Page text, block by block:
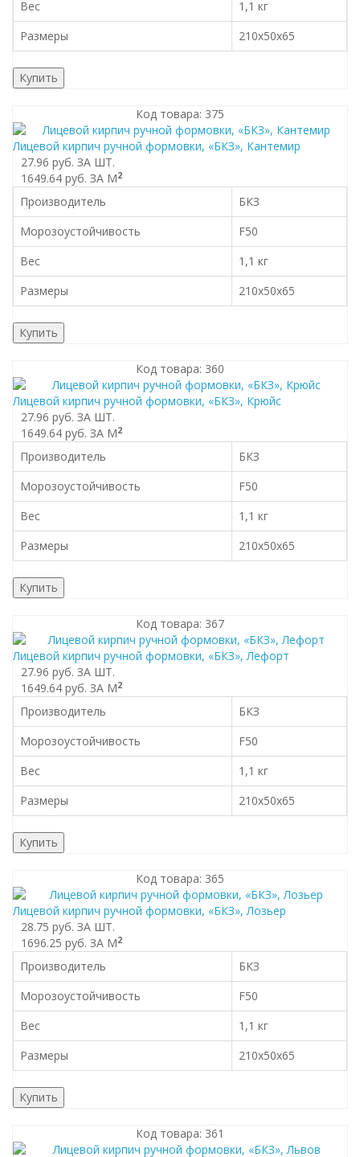
Вес
1,1 кг
Размеры
210x50x65
Купить
Код товара: 375
Лицевой кирпич ручной формовки, «БКЗ», Кантемир
27.96 руб. ЗА ШТ.
1649.64 руб. ЗА М2
Производитель
БКЗ
Морозоустойчивость
F50
Вес
1,1 кг
Размеры
210x50x65
Купить
Код товара: 360
Лицевой кирпич ручной формовки, «БКЗ», Крюйс
27.96 руб. ЗА ШТ.
1649.64 руб. ЗА М2
Производитель
БКЗ
Морозоустойчивость
F50
Вес
1,1 кг
Размеры
210x50x65
Купить
Код товара: 367
Лицевой кирпич ручной формовки, «БКЗ», Лефорт
27.96 руб. ЗА ШТ.
1649.64 руб. ЗА М2
Производитель
БКЗ
Морозоустойчивость
F50
Вес
1,1 кг
Размеры
210x50x65
Купить
Код товара: 365
Лицевой кирпич ручной формовки, «БКЗ», Лозьер
28.75 руб. ЗА ШТ.
1696.25 руб. ЗА М2
Производитель
БКЗ
Морозоустойчивость
F50
Вес
1,1 кг
Размеры
210x50x65
Купить
Код товара: 361